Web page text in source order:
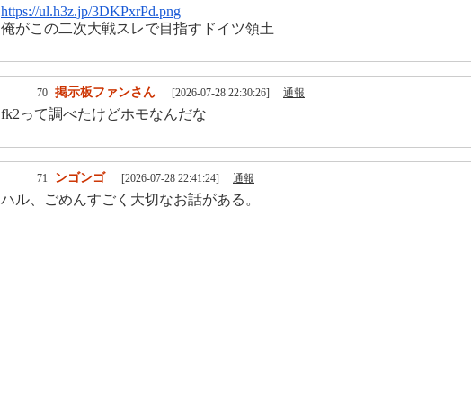
https://ul.h3z.jp/3DKPxrPd.png
俺がこの二次大戦スレで目指すドイツ領土
70 掲示板ファンさん [2026-07-28 22:30:26] 通報
fk2って調べたけどホモなんだな
71 ンゴンゴ [2026-07-28 22:41:24] 通報
ハル、ごめんすごく大切なお話がある。